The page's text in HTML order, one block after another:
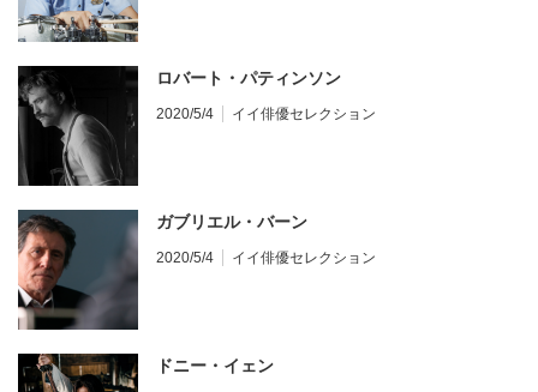
ロバート・パティンソン
2020/5/4 イイ俳優セレクション
ガブリエル・バーン
2020/5/4 イイ俳優セレクション
ドニー・イェン